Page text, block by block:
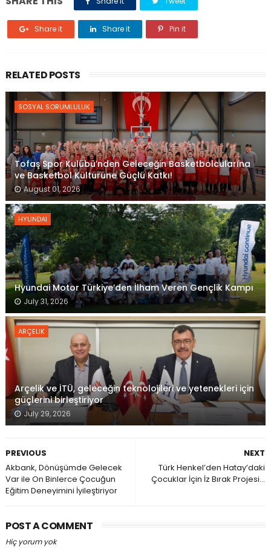
Share it Share it Pin it
RELATED POSTS
SOSYAL SORUMLULUK
Tofaş Spor Kulübü’nden Geleceğin Basketbolcularına
ve Basketbol Kültürüne Güçlü Katkı!
August 01, 2026
HYUNDAI
Hyundai Motor Türkiye’den İlham Veren Gençlik Kampı
July 31, 2026
ARÇELIK
Arçelik ve İTÜ, geleceğin teknolojileri ve yetenekleri için
güçlerini birleştiriyor
July 29, 2026
NEXT
Türk Henkel’den Hatay’daki
Çocuklar İçin İz Bırak Projesi…
PREVIOUS
Akbank, Dönüşümde Gelecek
Var ile On Binlerce Çocuğun
Eğitim Deneyimini İyileştiriyor
POST A COMMENT
Hiç yorum yok